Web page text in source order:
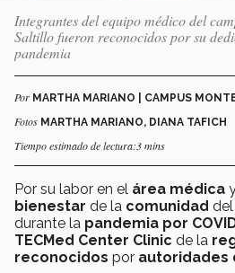
Integrantes del equipo médico del
Saltillo fueron reconocidos por su
pandemia
Por MARTHA MARIANO | CAMPUS
Fotos MARTHA MARIANO, DIANA TAFICH
Tiempo estimado de lectura:3 mins
Por su labor en el área médica
bienestar de la comunidad del
durante la pandemia por
TECMed Center Clinic de la
reconocidos por autoridades